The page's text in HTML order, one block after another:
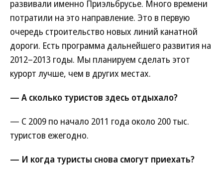
развивали именно Приэльбрусье. Много времени
потратили на это направление. Это в первую
очередь строительство новых линий канатной
дороги. Есть программа дальнейшего развития на
2012–2013 годы. Мы планируем сделать этот
курорт лучше, чем в других местах.
— А сколько туристов здесь отдыхало?
— С 2009 по начало 2011 года около 200 тыс.
туристов ежегодно.
— И когда туристы снова смогут приехать?